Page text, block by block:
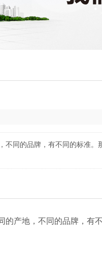
不同的品牌，有不同的标准。
的产地，不同的品牌，有